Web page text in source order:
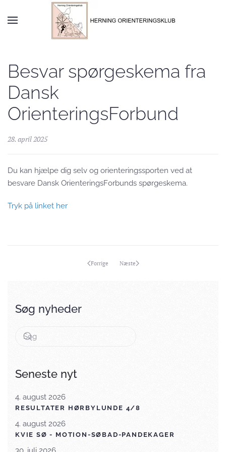
Skip to main content
Besvar spørgeskema fra
Dansk
OrienteringsForbund
28. april 2025
Du kan hjælpe dig selv og orienteringssporten ved at
besvare Dansk OrienteringsForbunds spørgeskema.
Tryk på linket her
Forrige Næste
Søg nyheder
Seneste nyt
4. august 2026
RESULTATER HØRBYLUNDE 4/8
4. august 2026
KVIE SØ - MOTION-SØBAD-PANDEKAGER